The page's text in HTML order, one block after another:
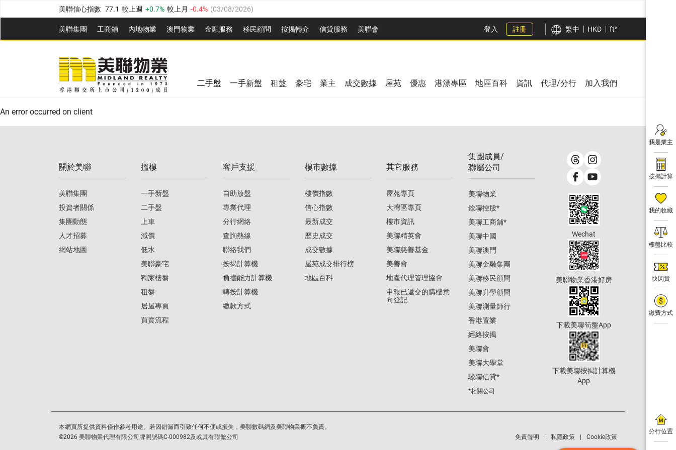
美聯信心指數 77.1 較上週 0.7% 較上月 -0.4% (03/08/2026)
全港樓價指數 149.1 較上週 0% 較上月 0.4% (03/08/2026)
港島樓價指數 157.4 較上週 -0.3% 較上月 -0.8% (03/08/2026)
九龍樓價指數 156.4 較上週 -0.1%
新界樓價指數 134.8 較上週 0.1% 0.9% 03/08/2026
美聯信心指數 77.1 較上週 0.7% 較上月
美聯集團 工商舖 內地物業 澳門物業 金融服務 移民顧問 按揭轉介 信貸服務 美聯會
全港樓價指數 149.1 較上週 0% 較上月
美聯信心指數 較上週 0.7% 03/08/2026)
登入 註冊 繁中 HKD ft²
我是業主
按揭計算
我的收藏
樓盤比較
快閃賞
繳費方式
分行位置
二手盤 一手新盤 租盤 豪宅 業主 成交數據 屋苑 優惠 港漂專區 地區百科 資訊 代理/分行 加入我們
An error occurred on client
關於美聯
美聯集團
投資者關係
集團動態
人才招募
網站地圖
搵樓
一手新盤
二手盤
上車
減價
低水
美聯豪宅
獨家樓盤
租盤
居屋專頁
買賣流程
客戶支援
自助放盤
專業代理
分行網絡
查詢熱線
聯絡我們
按揭計算機
負擔能力計算機
轉按計算機
繳款方式
樓市數據
樓價指數
信心指數
最新成交
歷史成交
成交數據
屋苑成交排行榜
地區百科
其它服務
屋苑專頁
大灣區專頁
樓市資訊
美聯精英會
美聯慈善基金
美善會
地產代理管理協會
申報已遞交的購樓意
向登記
集團成員/
聯屬公司
美聯物業
鋑聯控股*
美聯工商舖*
美聯中國
美聯澳門
美聯金融集團
美聯移民顧問
美聯升學顧問
美聯測量師行
香港置業
經絡按揭
美聯會
美聯大學堂
駿聯信貸*
*相關公司
Wechat
美聯物業香港好房
下載美聯筍盤App
下載美聯按揭計算機
App
本網頁所提供資料僅作參考用途。若因錯漏而引致任何不便或損失，美聯數碼網及美聯物業概不負責。
©2026 美聯物業代理有限公司牌照號碼C-000982及或其有聯繫公司 免責聲明 私隱政策 Cookie政策